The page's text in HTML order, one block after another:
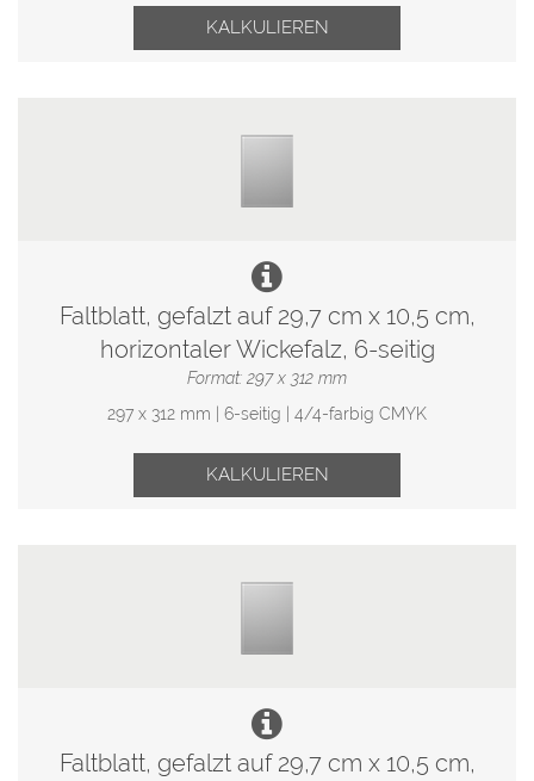
KALKULIEREN
Faltblatt, gefalzt auf 29,7 cm x 10,5 cm,
horizontaler Wickefalz, 6-seitig
Format: 297 x 312 mm
297 x 312 mm | 6-seitig | 4/4-farbig CMYK
KALKULIEREN
Faltblatt, gefalzt auf 29,7 cm x 10,5 cm,